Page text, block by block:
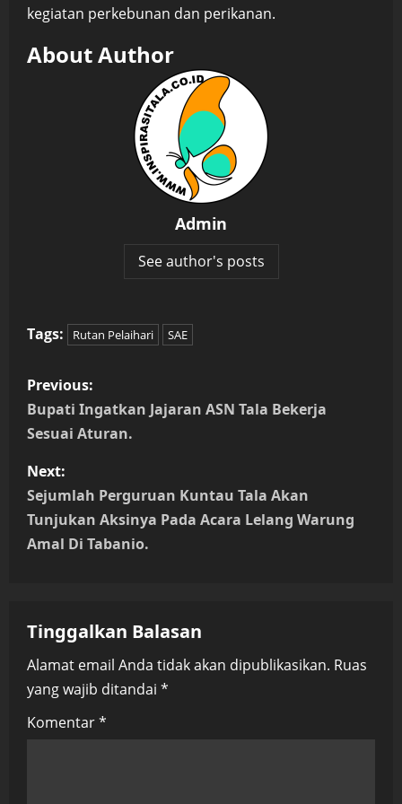
kegiatan perkebunan dan perikanan.
About Author
Admin
See author's posts
Tags: Rutan Pelaihari SAE
P
o
t
n
i
g
a
Previous:
Bupati Ingatkan Jajaran ASN Tala Bekerja
Sesuai Aturan.
Next:
Sejumlah Perguruan Kuntau Tala Akan
Tunjukan Aksinya Pada Acara Lelang Warung
Amal Di Tabanio.
Tinggalkan Balasan
Alamat email Anda tidak akan dipublikasikan. Ruas
yang wajib ditandai *
Komentar*